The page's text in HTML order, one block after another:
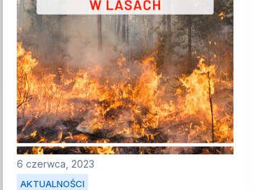
AKTUALNOŚCI
6 czerwca, 2023